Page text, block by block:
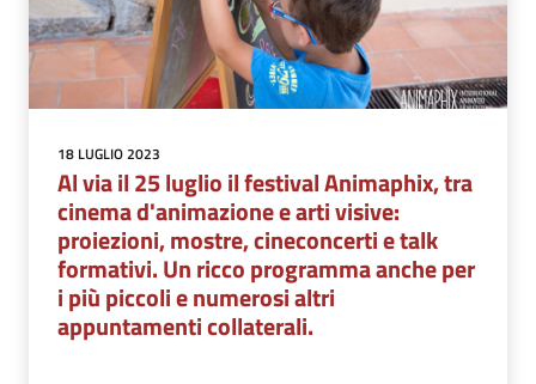
18 LUGLIO 2023
Al via il 25 luglio il festival Animaphix, tra
cinema d'animazione e arti visive:
proiezioni, mostre, cineconcerti e talk
formativi. Un ricco programma anche per
i più piccoli e numerosi altri
appuntamenti collaterali.